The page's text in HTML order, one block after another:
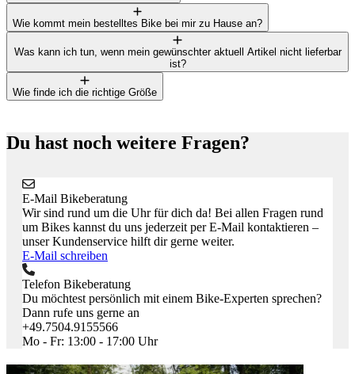
Wie kommt mein bestelltes Bike bei mir zu Hause an?
Was kann ich tun, wenn mein gewünschter aktuell Artikel nicht lieferbar
ist?
Wie finde ich die richtige Größe
Du hast noch weitere Fragen?
E-Mail Bikeberatung
Wir sind rund um die Uhr für dich da! Bei allen Fragen rund
um Bikes kannst du uns jederzeit per E-Mail kontaktieren –
unser Kundenservice hilft dir gerne weiter.
E-Mail schreiben
Telefon Bikeberatung
Du möchtest persönlich mit einem Bike-Experten sprechen?
Dann rufe uns gerne an
+49.7504.9155566
Mo - Fr: 13:00 - 17:00 Uhr